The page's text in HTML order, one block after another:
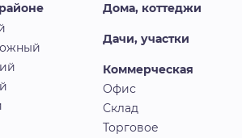
Дома, коттеджи
Дачи, участки
Коммерческая
Офис
Склад
Торговое